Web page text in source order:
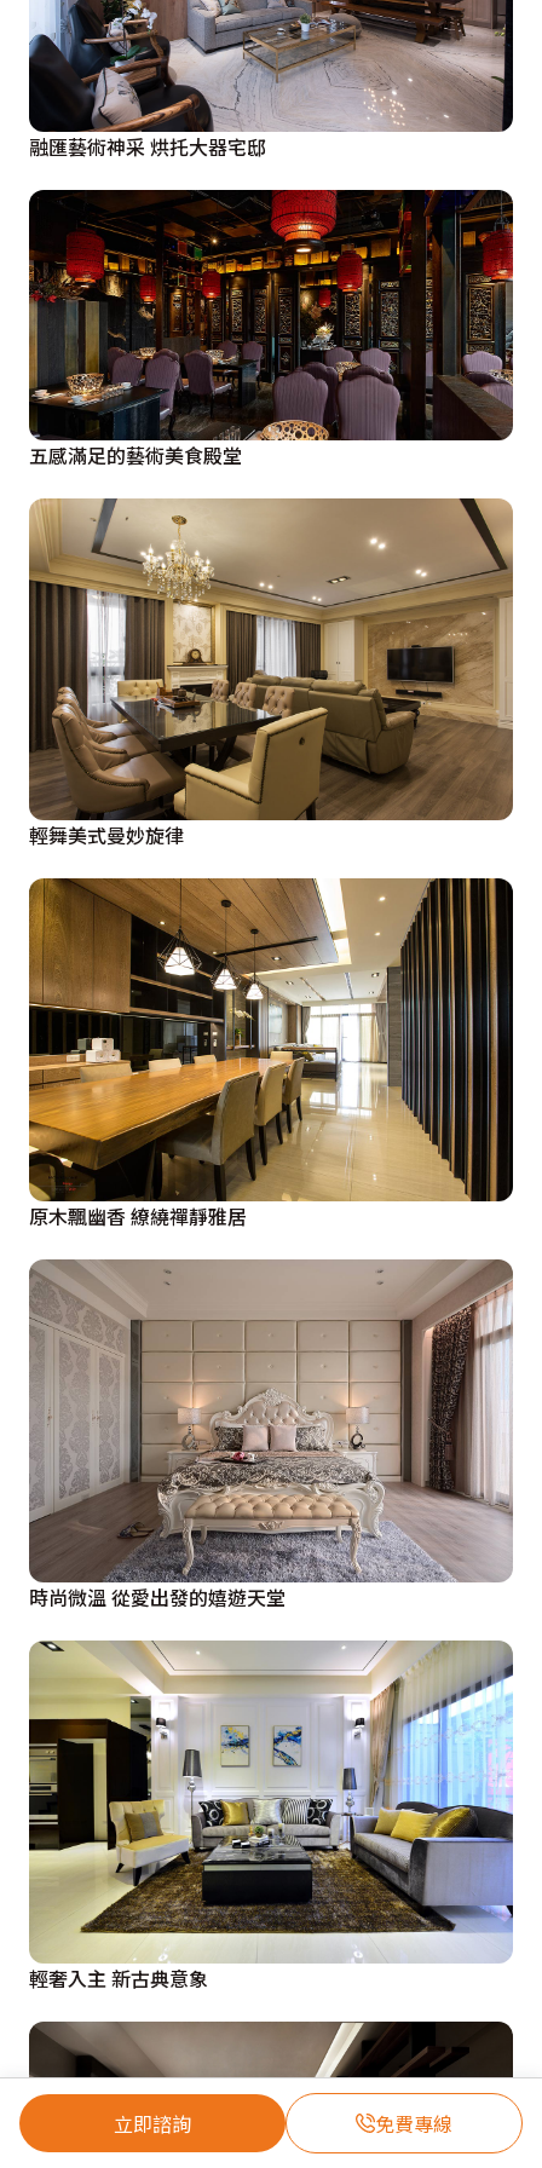
立即諮詢 免費專線
融匯藝術神采 烘托大器宅邸
五感滿足的藝術美食殿堂
輕舞美式曼妙旋律
原木飄幽香 繚繞禪靜雅居
時尚微溫 從愛出發的嬉遊天堂
輕奢入主 新古典意象